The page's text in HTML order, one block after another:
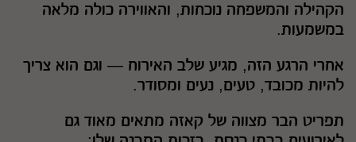
הקהילה והמשפחה נוכחות, והאווירה כולה מלאה
במשמעות.
אחרי הרגע הזה, מגיע שלב האירוח — וגם הוא צריך
להיות מכובד, טעים, נעים ומסודר.
תפריט הבר מצווה של קאזה מתאים מאוד גם